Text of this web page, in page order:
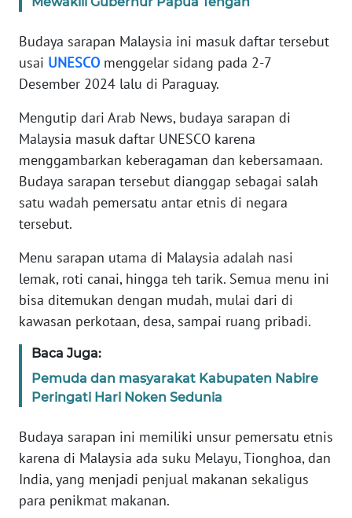
Budaya sarapan Malaysia ini masuk daftar tersebut
usai UNESCO menggelar sidang pada 2-7
Desember 2024 lalu di Paraguay.
Mengutip dari Arab News, budaya sarapan di
Malaysia masuk daftar UNESCO karena
menggambarkan keberagaman dan kebersamaan.
Budaya sarapan tersebut dianggap sebagai salah
satu wadah pemersatu antar etnis di negara
tersebut.
Menu sarapan utama di Malaysia adalah nasi
lemak, roti canai, hingga teh tarik. Semua menu ini
bisa ditemukan dengan mudah, mulai dari di
kawasan perkotaan, desa, sampai ruang pribadi.
Baca Juga:
‎Pemuda dan masyarakat Kabupaten Nabire
Peringati Hari Noken Sedunia
Budaya sarapan ini memiliki unsur pemersatu etnis
karena di Malaysia ada suku Melayu, Tionghoa, dan
India, yang menjadi penjual makanan sekaligus
para penikmat makanan.
KAMI
PEDOMAN
SIBER
REDAKSI
KARIR
Wahana
News
WN
WN
JABAR